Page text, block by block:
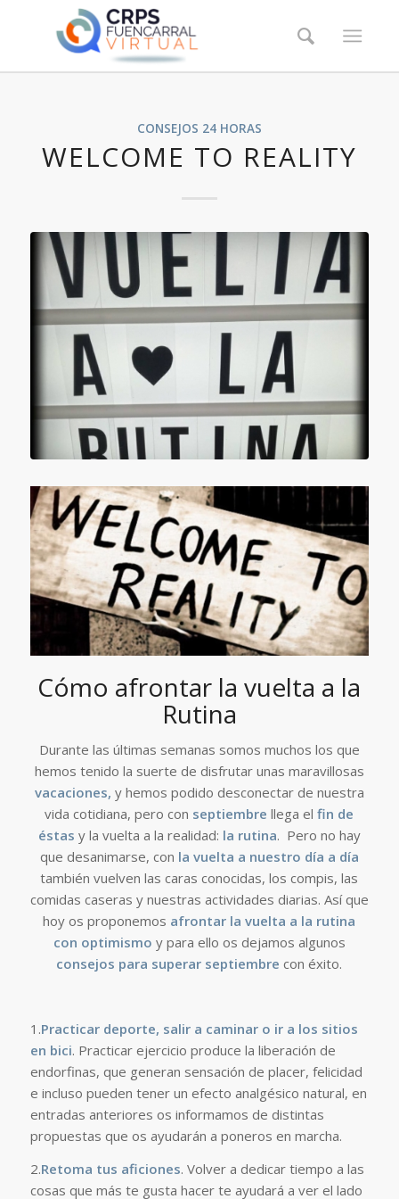
CONSEJOS 24 HORAS
WELCOME TO REALITY
Cómo afrontar la vuelta a la
Rutina
Durante las últimas semanas somos muchos los que
hemos tenido la suerte de disfrutar unas maravillosas
vacaciones, y hemos podido desconectar de nuestra
vida cotidiana, pero con septiembrellega elfin de
éstas y la vuelta a la realidad: la rutina. Pero no hay
que desanimarse, con la vuelta a nuestro día a día
también vuelven las caras conocidas, los compis, las
comidas caseras y nuestras actividades diarias. Así que
hoy os proponemos afrontar la vuelta a la rutina
con optimismo y para ello os dejamos algunos
consejos para superar septiembre con éxito.
1.Practicar deporte, salir a caminar o ir a los sitios
en bici. Practicar ejercicio produce la liberación de
endorfinas, que generan sensación de placer, felicidad
e incluso pueden tener un efecto analgésico natural, en
entradas anteriores os informamos de distintas
propuestas que os ayudarán a poneros en marcha.
2.Retoma tus aficiones. Volver a dedicar tiempo a las
cosas que más te gusta hacer te ayudará a ver el lado